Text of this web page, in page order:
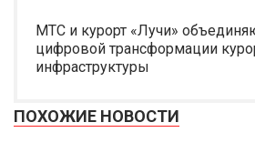
МТС и курорт «Лучи»
цифровой трансформации
инфраструктуры
ПОХОЖИЕ НОВОСТИ